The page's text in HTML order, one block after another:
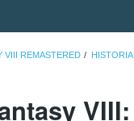
VIII REMASTERED HISTORIA
VIII: